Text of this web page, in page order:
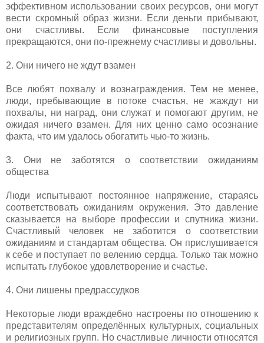
эффективном использовании своих ресурсов, они могут
вести скромный образ жизни. Если деньги прибывают,
они счастливы. Если финансовые поступления
прекращаются, они по-прежнему счастливы и довольны.
2. Они ничего не ждут взамен
Все любят похвалу и вознаграждения. Тем не менее,
люди, пребывающие в потоке счастья, не жаждут ни
похвалы, ни наград, они служат и помогают другим, не
ожидая ничего взамен. Для них ценно само осознание
факта, что им удалось обогатить чью-то жизнь.
3. Они не заботятся о соответствии ожиданиям
общества
Люди испытывают постоянное напряжение, стараясь
соответствовать ожиданиям окружения. Это давление
сказывается на выборе профессии и спутника жизни.
Счастливый человек не заботится о соответствии
ожиданиям и стандартам общества. Он прислушивается
к себе и поступает по велению сердца. Только так можно
испытать глубокое удовлетворение и счастье.
4. Они лишены предрассудков
Некоторые люди враждебно настроены по отношению к
представителям определённых культурных, социальных
и религиозных групп. Но счастливые личности относятся